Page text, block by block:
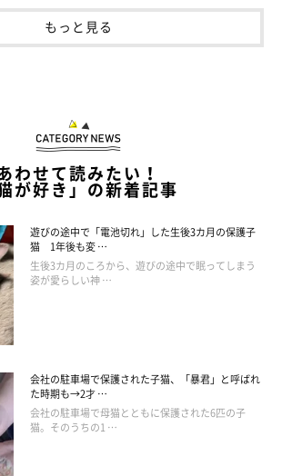
速度かと思って笑っちゃいました(>ω<)」
もっと見る
わせて読みたい！
猫が好き」の新着記事
遊びの途中で「電池切れ」した生後3カ月の保護子
猫 1年後も変 …
生後3カ月のころから、遊びの途中で眠ってしまう
姿が愛らしい神 …
会社の駐車場で保護された子猫、「暴君」と呼ばれ
た時期も→2才 …
会社の駐車場で母猫とともに保護された6匹の子
猫。そのうちの1 …